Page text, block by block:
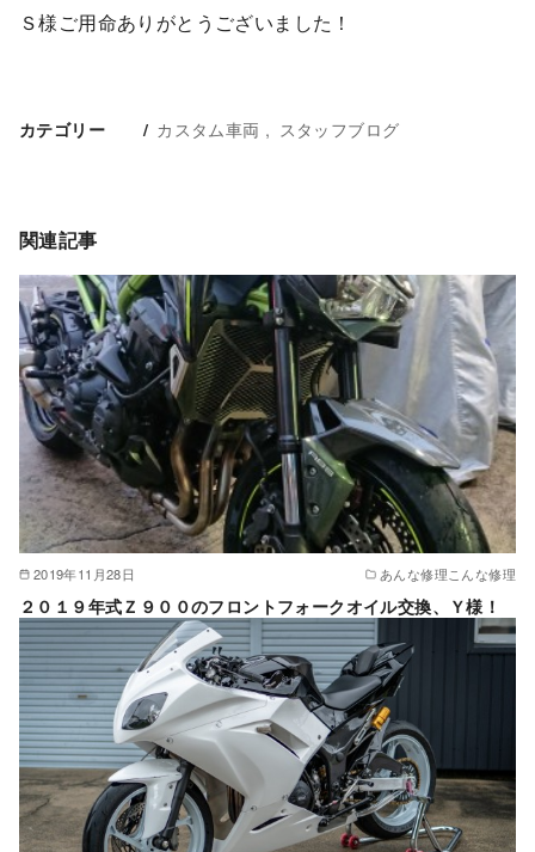
Ｓ様ご用命ありがとうございました！
カテゴリー カスタム車両 スタッフブログ
関連記事
2019年11月28日 あんな修理こんな修理
２０１９年式Ｚ９００のフロントフォークオイル交換、Ｙ様！